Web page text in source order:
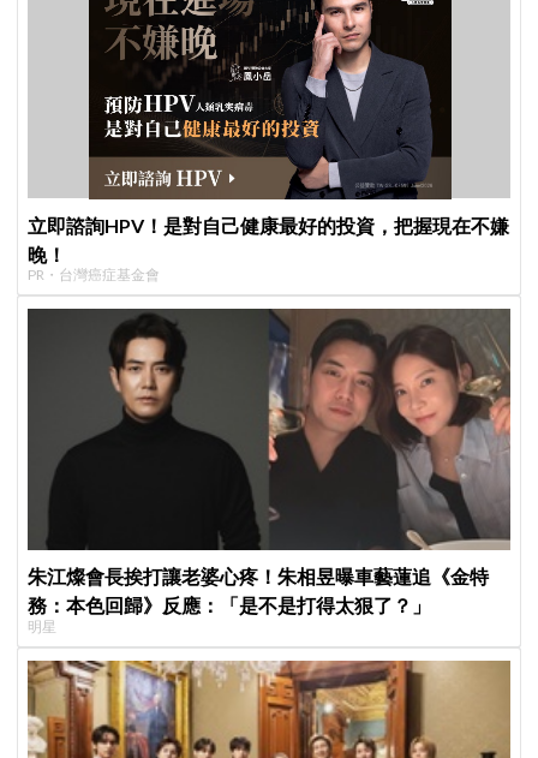
立即諮詢HPV！是對自己健康最好的投資，把握現在不嫌
晚！
PR・台灣癌症基金會
朱江燦會長挨打讓老婆心疼！朱相昱曝車藝蓮追《金特
務：本色回歸》反應：「是不是打得太狠了？」
明星